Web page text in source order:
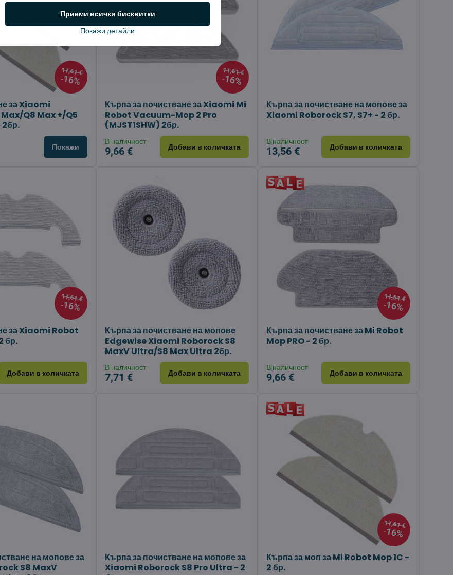
11,61 €
16%
за Xiaomi
Q8 Max +/Q5
Покажи
11,61 €
16%
Кърпа за почистване за Xiaomi Mi
Robot Vacuum-Mop 2 Pro
(MJST1SHW) 2бр.
В наличност
9,66 € Добави в количката
Кърпа за почистване на мопове за
Xiaomi Roborock S7, S7+ - 2 бр.
В наличност
13,56 € Добави в количката
11,61 €
16%
за Xiaomi Robot
бр.
Добави в количката
Кърпа за почистване на мопове
Edgewise Xiaomi Roborock S8
MaxV Ultra/S8 Max Ultra 2бр.
В наличност
7,71 € Добави в количката
11,61 €
16%
Кърпа за почистване за Mi Robot
Mop PRO - 2 бр.
В наличност
9,66 € Добави в количката
на мопове за
S8 MaxV
Кърпа за почистване на мопове за
Xiaomi Roborock S8 Pro Ultra - 2
11,61 €
16%
Кърпа за моп за Mi Robot Mop 1C -
2 бр.
Покажи детайли
Приеми всички бисквитки